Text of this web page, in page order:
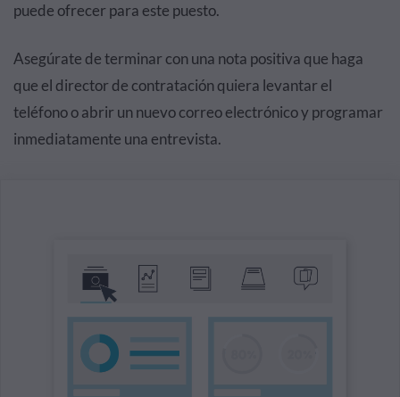
puede ofrecer para este puesto.
Asegúrate de terminar con una nota positiva que haga
que el director de contratación quiera levantar el
teléfono o abrir un nuevo correo electrónico y programar
inmediatamente una entrevista.